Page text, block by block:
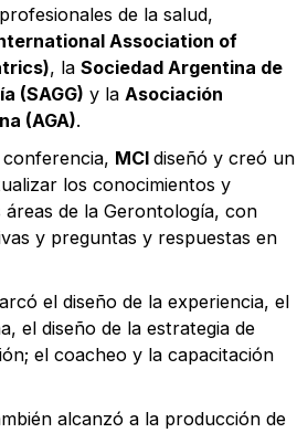
de la salud,
Association of
, la Sociedad Argentina de
(SAGG) y la Asociación
(AGA).
MCI diseñó y creó un
los conocimientos y
áreas de la Gerontología, con
y preguntas y respuestas en
el diseño de la experiencia, el
el diseño de la estrategia de
el coacheo y la capacitación
alcanzó a la producción de